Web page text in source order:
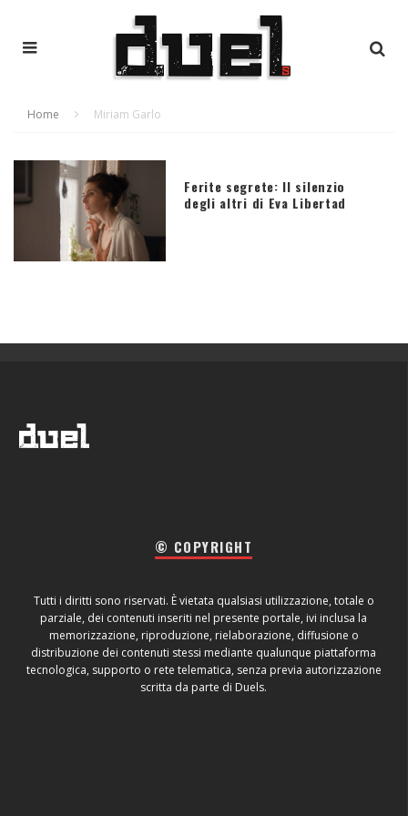
Home Miriam Garlo
Ferite segrete: Il silenzio
degli altri di Eva Libertad
© COPYRIGHT
Tutti i diritti sono riservati. È vietata qualsiasi utilizzazione, totale o
parziale, dei contenuti inseriti nel presente portale, ivi inclusa la
memorizzazione, riproduzione, rielaborazione, diffusione o
distribuzione dei contenuti stessi mediante qualunque piattaforma
tecnologica, supporto o rete telematica, senza previa autorizzazione
scritta da parte di Duels.